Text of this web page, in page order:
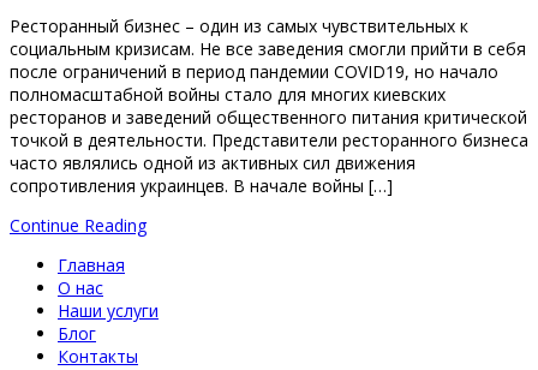
Ресторанный бизнес – один из самых чувствительных к
социальным кризисам. Не все заведения смогли прийти в себя
после ограничений в период пандемии COVID19, но начало
полномасштабной войны стало для многих киевских
ресторанов и заведений общественного питания критической
точкой в ​​деятельности. Представители ресторанного бизнеса
часто являлись одной из активных сил движения
сопротивления украинцев. В начале войны […]
Continue Reading
Главная
О нас
Наши услуги
Блог
Контакты